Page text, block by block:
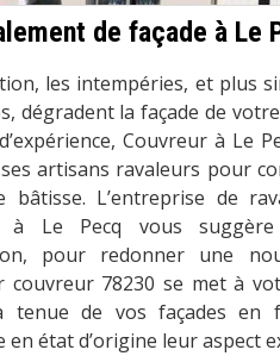
de façade à Le
les intempéries, et plus
dégradent la façade de
Couvreur à Le
artisans ravaleurs pour
bâtisse. L’entreprise de
à Le Pecq vous
pour redonner une
couvreur 78230 se met à
tenue de vos façades en
en état d’origine leur aspect